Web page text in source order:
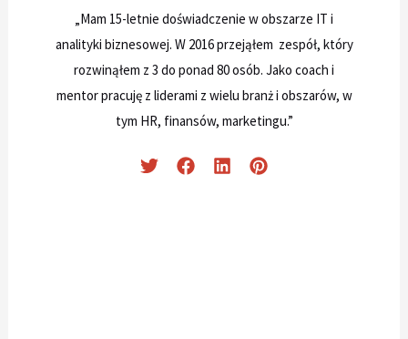
„Mam 15-letnie doświadczenie w obszarze IT i
analityki biznesowej. W 2016 przejąłem zespół, który
rozwinąłem z 3 do ponad 80 osób. Jako coach i
mentor pracuję z liderami z wielu branż i obszarów, w
tym HR, finansów, marketingu.”